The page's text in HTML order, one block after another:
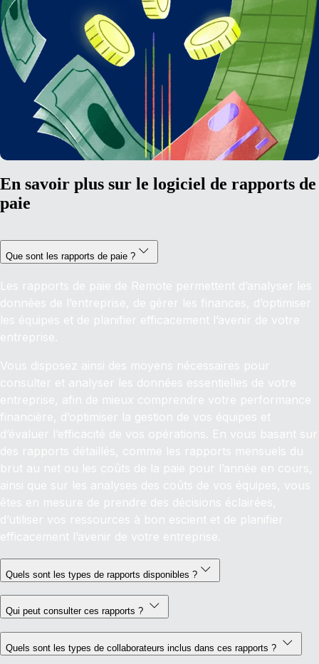
En savoir plus sur le logiciel de rapports de
paie
Que sont les rapports de paie ?
Les rapports de paie de Remote permettent d’analyser les
données de l’entreprise, de gérer les finances, d’optimiser
les équipes et de planifier efficacement l’avenir de votre
entreprise.
Vous disposez ainsi des moyens nécessaires pour
consulter et analyser les données essentielles de votre
entreprise, afin de mieux comprendre votre performance
financière, d’optimiser la gestion de vos équipes et
d’évaluer l’efficacité de vos opérations. En vous basant sur
des rapports détaillés, comme les rapports mensuels du
brut au net ou les coûts de la paie pour l’année en cours,
ainsi que sur les analyses des coûts de vos équipes, vous
êtes en mesure de prendre des décisions éclairées,
d’utiliser vos ressources à bon escient et de planifier
efficacement l’avenir de votre entreprise.
Quels sont les types de rapports disponibles ?
Qui peut consulter ces rapports ?
Quels sont les types de collaborateurs inclus dans ces rapports ?